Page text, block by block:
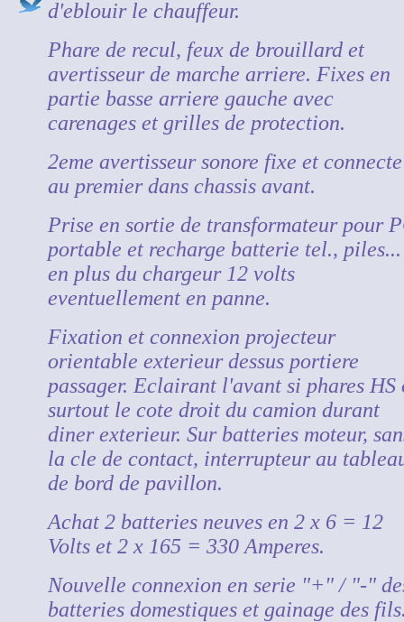
d'eblouir le chauffeur.
Phare de recul, feux de brouillard et
avertisseur de marche arriere. Fixes en
partie basse arriere gauche avec
carenages et grilles de protection.
2eme avertisseur sonore fixe et connecte
au premier dans chassis avant.
Prise en sortie de transformateur pour
portable et recharge batterie tel., piles...
en plus du chargeur 12 volts
eventuellement en panne.
Fixation et connexion projecteur
orientable exterieur dessus portiere
passager. Eclairant l'avant si phares HS
surtout le cote droit du camion durant
diner exterieur. Sur batteries moteur,
la cle de contact, interrupteur au
de bord de pavillon.
Achat 2 batteries neuves en 2 x 6 = 12
Volts et 2 x 165 = 330 Amperes.
Nouvelle connexion en serie "+" / "-"
batteries domestiques et gainage des